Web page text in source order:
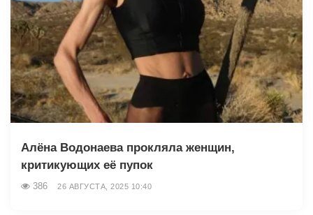
Алёна Водонаева прокляла женщин,
критикующих её пупок
386 26 АВГУСТА, 2025 10:40